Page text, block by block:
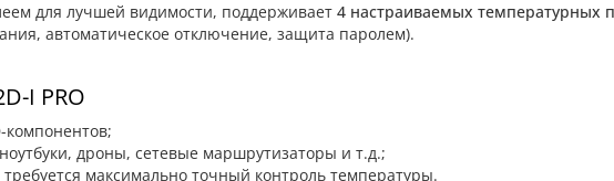
для лучшей видимости, поддерживает 4 настраиваемых температурных
автоматическое отключение, защита паролем).
I PRO
дроны, сетевые маршрутизаторы и т.д.;
максимально точный контроль температуры.